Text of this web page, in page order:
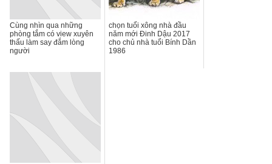
Cùng nhìn qua những
phòng tắm có view xuyên
thấu làm say đắm lòng
người
chọn tuổi xông nhà đầu
năm mới Đinh Dậu 2017
cho chủ nhà tuổi Bính Dần
1986